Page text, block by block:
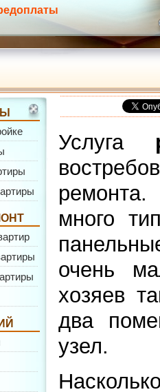
Услуга
много
очень
хозяев
два
узел.